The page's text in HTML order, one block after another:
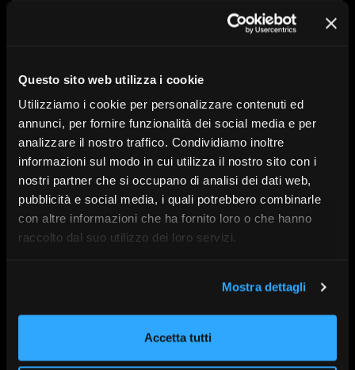
Questo sito web utilizza i cookie
Utilizziamo i cookie per personalizzare contenuti ed
annunci, per fornire funzionalità dei social media e per
analizzare il nostro traffico. Condividiamo inoltre
informazioni sul modo in cui utilizza il nostro sito con i
nostri partner che si occupano di analisi dei dati web,
pubblicità e social media, i quali potrebbero combinarle
con altre informazioni che ha fornito loro o che hanno
raccolto dal suo utilizzo dei loro servizi.
Mostra dettagli
Accetta tutti
La conferenza è accreditataper 1 oraai fini del
mantenimento delle CertificazioniEFA, EFP, EIP, ESG,
EIS, PPF, PMK, EPS, EAI , in quanto conforme agli
standard di Efpa Italia.
Con l’intervento di:Nicola Ronchetti, Alessandro
Cascavilla, Elisa Ori, Silvia Berzoni, Duccio Marconi,
Luca Ramponi